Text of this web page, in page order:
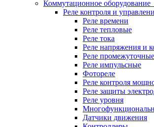
Коммутационное оборудование
Реле контроля и
Реле времени
Реле тепловые
Реле тока
Реле напряжения и
Реле промежуточные
Реле импульсные
Фотореле
Реле контроля
Реле защиты
Реле уровня
Датчики движения